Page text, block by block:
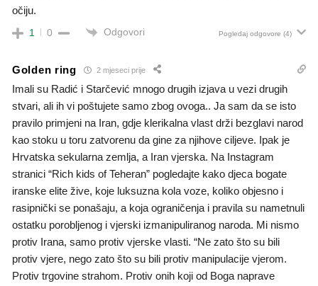
očiju.
1 0 Odgovori Pogledaj odgovore (4)
Golden ring 2 mjeseci prije
Imali su Radić i Starčević mnogo drugih izjava u vezi drugih
stvari, ali ih vi poštujete samo zbog ovoga.. Ja sam da se isto
pravilo primjeni na Iran, gdje klerikalna vlast drži bezglavi narod
kao stoku u toru zatvorenu da gine za njihove ciljeve. Ipak je
Hrvatska sekularna zemlja, a Iran vjerska. Na Instagram
stranici “Rich kids of Teheran” pogledajte kako djeca bogate
iranske elite žive, koje luksuzna kola voze, koliko objesno i
rasipnički se ponašaju, a koja ograničenja i pravila su nametnuli
ostatku porobljenog i vjerski izmanipuliranog naroda. Mi nismo
protiv Irana, samo protiv vjerske vlasti. “Ne zato što su bili
protiv vjere, nego zato što su bili protiv manipulacije vjerom.
Protiv trgovine strahom. Protiv onih koji od Boga naprave